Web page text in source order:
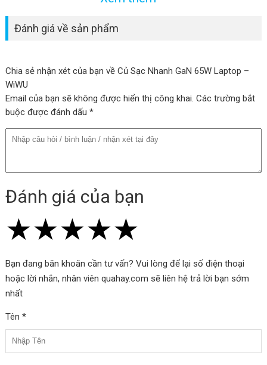
Điện áp: Điện áp đầy đủ
tỏa nhiệt hơn và dễ dàng mang theo.
Đánh giá về sản phẩm
Chia sẻ nhận xét của bạn về Củ Sạc Nhanh GaN 65W Laptop –
WiWU
Email của bạn sẽ không được hiển thị công khai. Các trường bắt
buộc được đánh dấu *
Đánh giá của bạn
★
★★
★★★
★★★★
★★★★★
Bạn đang băn khoăn cần tư vấn? Vui lòng để lại số điện thoại
hoặc lời nhắn, nhân viên quahay.com sẽ liên hệ trả lời bạn sớm
nhất
Tên *